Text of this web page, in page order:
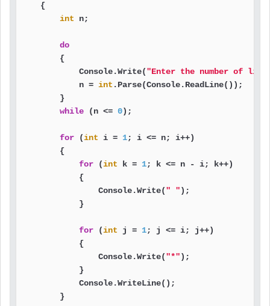
    {
int n;
do
        {
            Console.Write(
"Enter the number of
            n =
int .Parse(Console.ReadLine());
        }
while (n <= 0);
for (int i = 1; i <= n; i++)
        {
for (int k = 1; k <= n - i; k++)
            {
                Console.Write(
" ");
            }
for (int j = 1; j <= i; j++)
            {
                Console.Write(
"*");
            }
            Console.WriteLine();
        }